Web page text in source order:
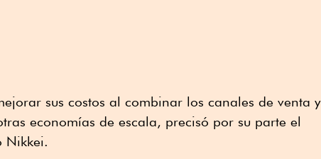
sus costos al combinar los canales de venta y
economías de escala, precisó por su parte el
Nikkei.